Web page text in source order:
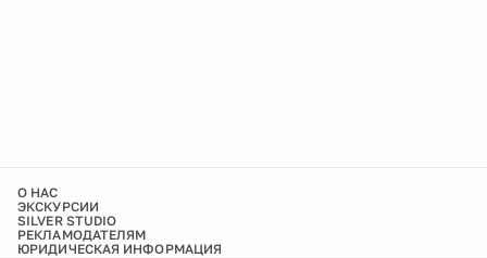
О НАС
ЭКСКУРСИИ
SILVER STUDIO
РЕКЛАМОДАТЕЛЯМ
ЮРИДИЧЕСКАЯ ИНФОРМАЦИЯ